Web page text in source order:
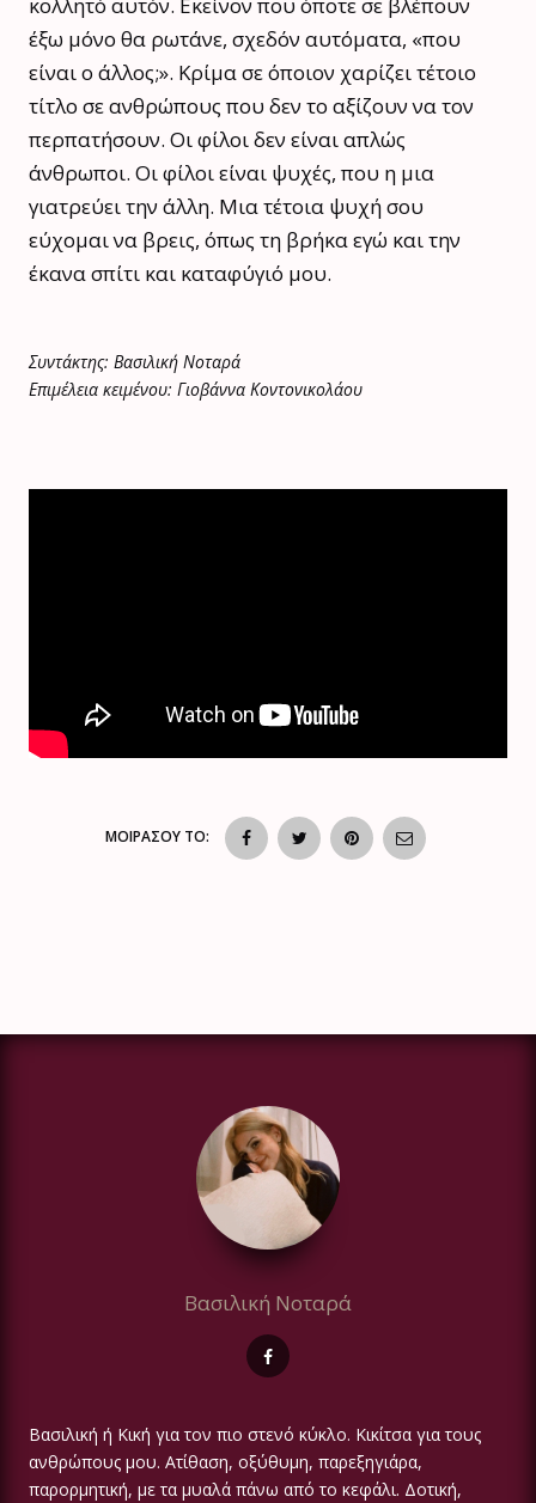
κολλητό αυτόν. Εκείνον που όποτε σε βλέπουν
έξω μόνο θα ρωτάνε, σχεδόν αυτόματα, «που
είναι ο άλλος;». Κρίμα σε όποιον χαρίζει τέτοιο
τίτλο σε ανθρώπους που δεν το αξίζουν να τον
περπατήσουν. Οι φίλοι δεν είναι απλώς
άνθρωποι. Οι φίλοι είναι ψυχές, που η μια
γιατρεύει την άλλη. Μια τέτοια ψυχή σου
εύχομαι να βρεις, όπως τη βρήκα εγώ και την
έκανα σπίτι και καταφύγιό μου.
Συντάκτης: Βασιλική Νοταρά
Επιμέλεια κειμένου: Γιοβάννα Κοντονικολάου
ΜΟΙΡΑΣΟΥ ΤΟ:
Βασιλική Νοταρά
Βασιλική ή Κική για τον πιο στενό κύκλο. Κικίτσα για τους
ανθρώπους μου. Ατίθαση, οξύθυμη, παρεξηγιάρα,
παρορμητική, με τα μυαλά πάνω από το κεφάλι. Δοτική,